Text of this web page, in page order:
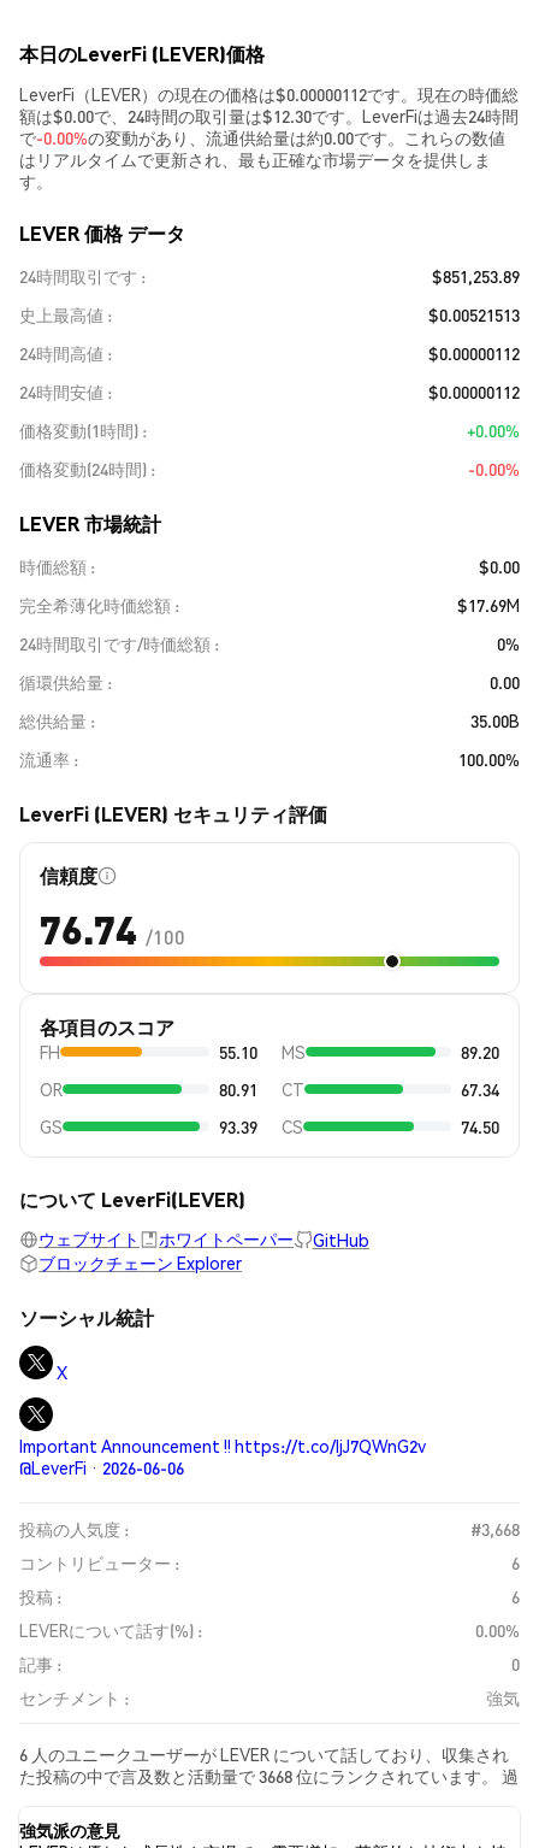
本日のLeverFi (LEVER)価格
LeverFi（LEVER）の現在の価格は$0.00000112です。現在の時価総
額は$0.00で、24時間の取引量は$12.30です。LeverFiは過去24時間
で-0.00%の変動があり、流通供給量は約0.00です。これらの数値
はリアルタイムで更新され、最も正確な市場データを提供しま
す。
LEVER 価格 データ
24時間取引です
$851,253.89
史上最高値
$0.00521513
24時間高値
$0.00000112
24時間安値
$0.00000112
価格変動(1時間)
+0.00%
価格変動(24時間)
-0.00%
LEVER 市場統計
時価総額
$0.00
完全希薄化時価総額
$17.69M
24時間取引です/時価総額
0%
循環供給量
0.00
総供給量
35.00B
流通率
100.00%
LeverFi (LEVER) セキュリティ評価
信頼度
76.74 /100
各項目のスコア
FH 55.10 MS
89.20
OR
80.91 CT
67.34
GS
93.39 CS 74.50
について LeverFi(LEVER)
ウェブサイト ホワイトペーパー
GitHub
ブロックチェーン Explorer
ソーシャル統計
X
Important Announcement ‼️ https://t.co/IjJ7QWnG2v
@LeverFi · 2026-06-06
投稿の人気度 :
#3,668
コントリビューター :
6
投稿 :
6
LEVERについて話す(%) :
0.00%
記事 :
0
センチメント :
強気
6 人のユニークユーザーが LEVER について話しており、収集され
た投稿の中で言及数と活動量で 3668 位にランクされています。 過
情は 強気 でした。 最後に、LEVER に関するニュース記事が 0 件公
開されました。 Twitterでは、0.00% のツイートが強気の感情を示
強気派の意見